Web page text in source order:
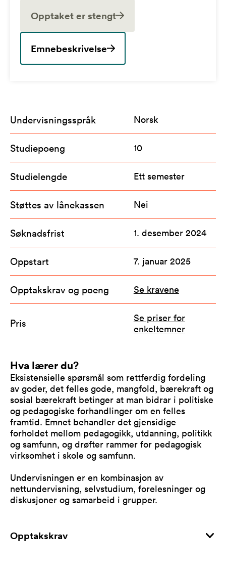
Opptaket er stengt
Emnebeskrivelse
Undervisningsspråk Norsk
Studiepoeng 10
Studielengde Ett semester
Støttes av lånekassen Nei
Søknadsfrist 1. desember 2024
Oppstart 7. januar 2025
Opptakskrav og poeng Se kravene
Pris
Se priser for
enkeltemner
Hva lærer du?
Eksistensielle spørsmål som rettferdig fordeling
av goder, det felles gode, mangfold, bærekraft og
sosial bærekraft betinger at man bidrar i politiske
og pedagogiske forhandlinger om en felles
framtid. Emnet behandler det gjensidige
forholdet mellom pedagogikk, utdanning, politikk
og samfunn, og drøfter rammer for pedagogisk
virksomhet i skole og samfunn.
Undervisningen er en kombinasjon av
nettundervisning, selvstudium, forelesninger og
diskusjoner og samarbeid i grupper.
Opptakskrav